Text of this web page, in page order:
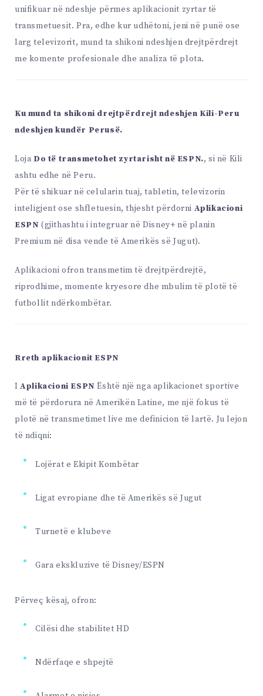
unifikuar në ndeshje përmes aplikacionit zyrtar të
transmetuesit. Pra, edhe kur udhëtoni, jeni në punë ose
larg televizorit, mund ta shikoni ndeshjen drejtpërdrejt
me komente profesionale dhe analiza të plota.
Ku mund ta shikoni drejtpërdrejt ndeshjen Kili-Peru
ndeshjen kundër Perusë.
Loja Do të transmetohet zyrtarisht në ESPN., si në Kili
ashtu edhe në Peru.
Për të shikuar në celularin tuaj, tabletin, televizorin
inteligjent ose shfletuesin, thjesht përdorni Aplikacioni
ESPN (gjithashtu i integruar në Disney+ në planin
Premium në disa vende të Amerikës së Jugut).
Aplikacioni ofron transmetim të drejtpërdrejtë,
riprodhime, momente kryesore dhe mbulim të plotë të
futbollit ndërkombëtar.
Rreth aplikacionit ESPN
IAplikacioni ESPN Është një nga aplikacionet sportive
më të përdorura në Amerikën Latine, me një fokus të
plotë në transmetimet live me definicion të lartë. Ju lejon
të ndiqni:
Lojërat e Ekipit Kombëtar
Ligat evropiane dhe të Amerikës së Jugut
Turnetë e klubeve
Gara ekskluzive të Disney/ESPN
Përveç kësaj, ofron:
Cilësi dhe stabilitet HD
Ndërfaqe e shpejtë